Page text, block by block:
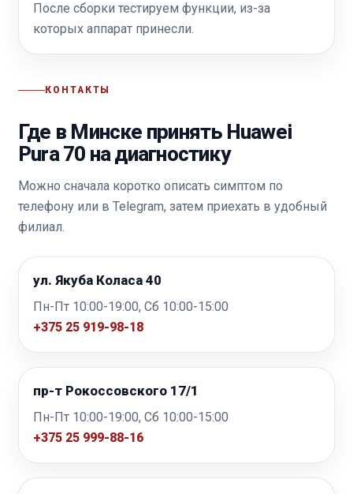
После сборки тестируем функции, из-за
которых аппарат принесли.
КОНТАКТЫ
Где в Минске принять Huawei
Pura 70 на диагностику
Можно сначала коротко описать симптом по
телефону или в Telegram, затем приехать в удобный
филиал.
ул. Якуба Коласа 40
Пн-Пт 10:00-19:00, Сб 10:00-15:00
+375 25 919-98-18
пр-т Рокоссовского 17/1
Пн-Пт 10:00-19:00, Сб 10:00-15:00
+375 25 999-88-16